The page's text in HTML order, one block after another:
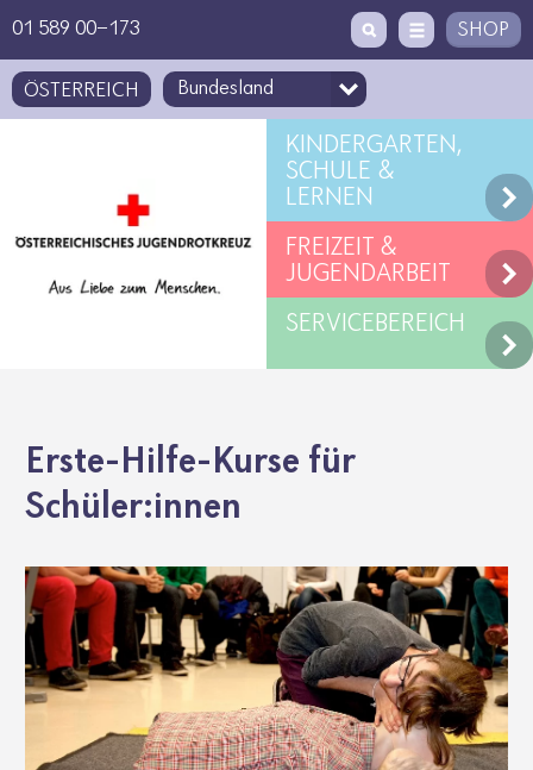
01 589 00-173 SHOP
ÖSTERREICH
KINDERGARTEN,
SCHULE &
LERNEN
FREIZEIT &
JUGENDARBEIT
SERVICEBEREICH
Erste-Hilfe-Kurse für
Schüler:innen